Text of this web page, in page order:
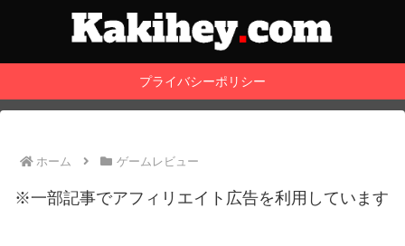
プライバシーポリシー
ホーム ゲームレビュー
※一部記事でアフィリエイト広告を利用しています